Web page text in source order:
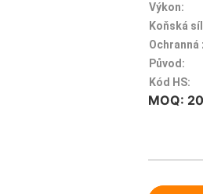
Výkon:
Koňská
Ochranná
Původ:
Kód HS:
MOQ: 20